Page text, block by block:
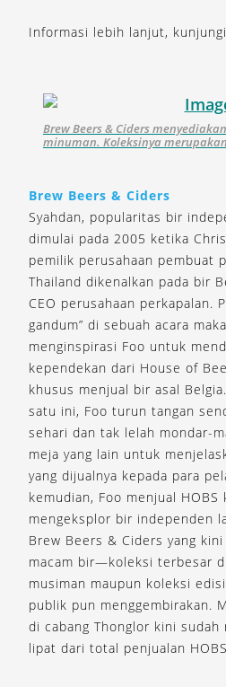
Informasi lebih lanjut, kunjungi
Brew Beers & Ciders
minuman. Koleksinya
Brew Beers & Ciders
Syahdan, popularitas bir
dimulai pada 2005 ketika
pemilik perusahaan pembuat
Thailand dikenalkan pada bir
CEO perusahaan perkapalan.
gandum” di sebuah acara
menginspirasi Foo untuk
kependekan dari House of
khusus menjual bir asal
satu ini, Foo turun tangan
sehari dan tak lelah mondar-
meja yang lain untuk
yang dijualnya kepada para
kemudian, Foo menjual HOBS
mengeksplor bir independen
Brew Beers & Ciders yang
macam bir—koleksi terbesar
musiman maupun koleksi
publik pun menggembirakan.
di cabang Thonglor kini sudah
lipat dari total penjualan